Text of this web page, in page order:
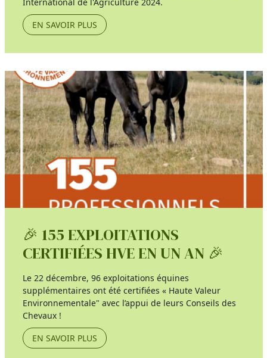
EN SAVOIR PLUS
🎉 155 EXPLOITATIONS
CERTIFIÉES HVE EN UN AN 🎉
Le 22 décembre, 96 exploitations équines
supplémentaires ont été certifiées « Haute Valeur
Environnementale" avec l’appui de leurs Conseils des
Chevaux !
EN SAVOIR PLUS